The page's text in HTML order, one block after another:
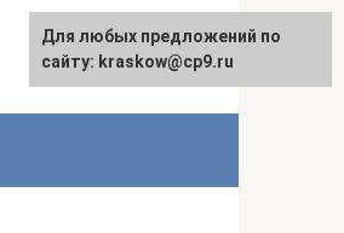
Для любых предложений по
сайту: kraskow@cp9.ru